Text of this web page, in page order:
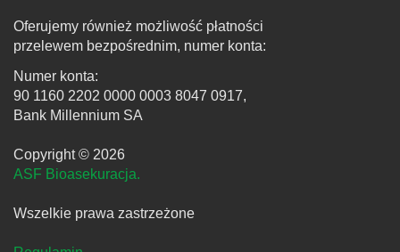
Oferujemy również możliwość płatności
przelewem bezpośrednim, numer konta:
Numer konta:
90 1160 2202 0000 0003 8047 0917,
Bank Millennium SA
Copyright © 2026
ASF Bioasekuracja.
Wszelkie prawa zastrzeżone